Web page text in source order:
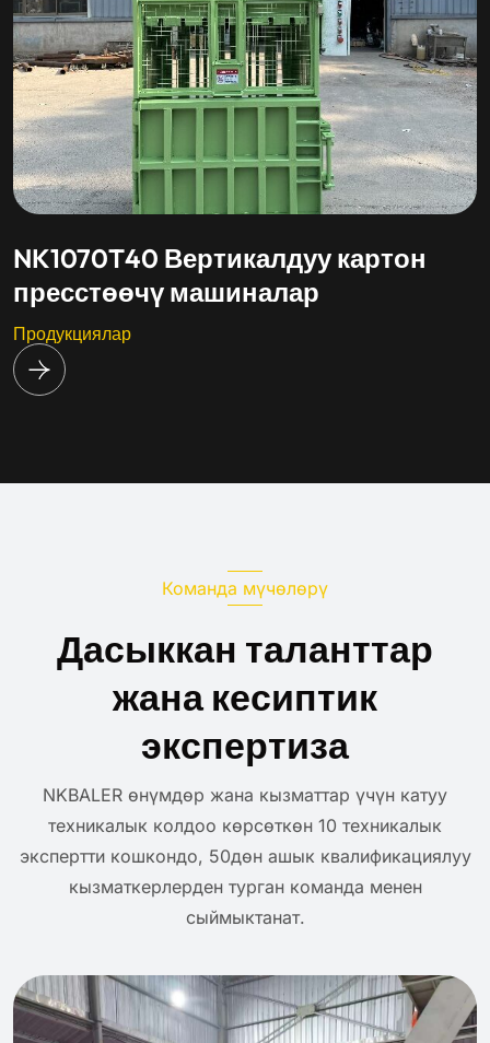
Вертикалдуу картон
машиналар
Команда мүчөлөрү
Дасыккан таланттар
жана кесиптик
экспертиза
NKBALER өнүмдөр жана кызматтар үчүн катуу
техникалык колдоо көрсөткөн 10 техникалык
экспертти кошкондо, 50дөн ашык квалификациялуу
кызматкерлерден турган команда менен
сыймыктанат.